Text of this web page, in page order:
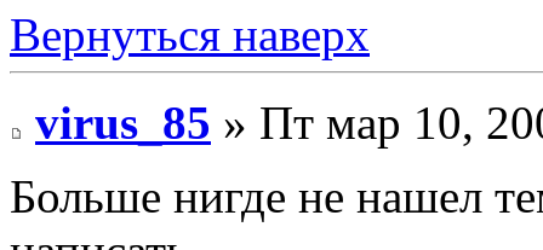
Вернуться наверх
virus_85 » Пт мар 10,
Больше нигде не нашел